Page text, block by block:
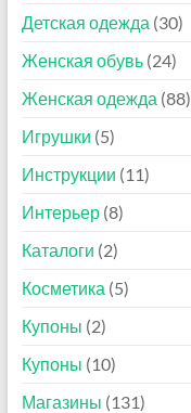
Детская одежда (30)
Женская обувь(24)
Женская одежда (88)
Игрушки (5)
Инструкции (11)
Интерьер(8)
Каталоги (2)
Косметика (5)
Купоны (2)
Купоны (10)
Магазины (131)